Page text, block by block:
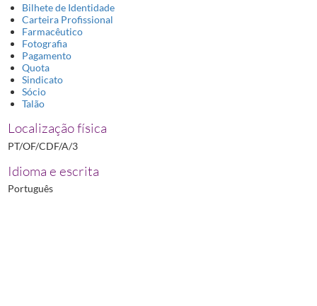
Bilhete de Identidade
Carteira Profissional
Farmacêutico
Fotografia
Pagamento
Quota
Sindicato
Sócio
Talão
Localização física
PT/OF/CDF/A/3
Idioma e escrita
Português